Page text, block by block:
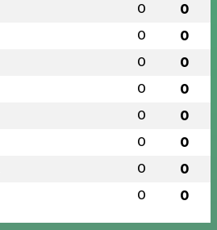
0 0
0 0
0 0
0 0
0 0
0 0
0 0
0 0